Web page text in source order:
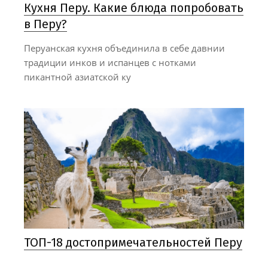
Кухня Перу. Какие блюда попробовать
в Перу?
Перуанская кухня объединила в себе давнии
традиции инков и испанцев с нотками
пикантной азиатской ку
ТОП-18 достопримечательностей Перу